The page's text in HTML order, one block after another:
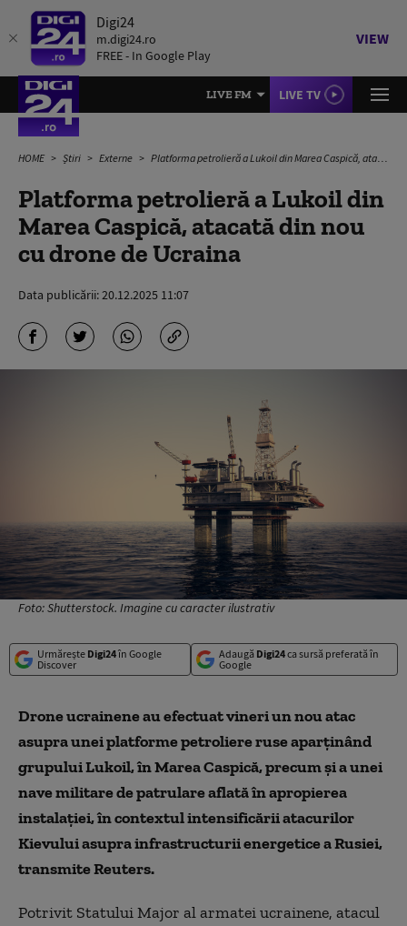
Digi24
m.digi24.ro
FREE - In Google Play
VIEW
LIVE FM LIVE TV
HOME Știri Externe Platforma petrolieră a Lukoil din Marea Caspică, atacată din nou cu drone de Ucraina
Platforma petrolieră a Lukoil din
Marea Caspică, atacată din nou
cu drone de Ucraina
Data publicării:20.12.2025 11:07
Foto: Shutterstock. Imagine cu caracter ilustrativ
Urmărește Digi24în Google
Discover
Adaugă Digi24ca sursă preferată în
Google
Drone ucrainene au efectuat vineri un nou atac
asupra unei platforme petroliere ruse aparţinând
grupului Lukoil, în Marea Caspică, precum şi a unei
nave militare de patrulare aflată în apropierea
instalaţiei, în contextul intensificării atacurilor
Kievului asupra infrastructurii energetice a Rusiei,
transmite Reuters.
Potrivit Statului Major al armatei ucrainene, atacul